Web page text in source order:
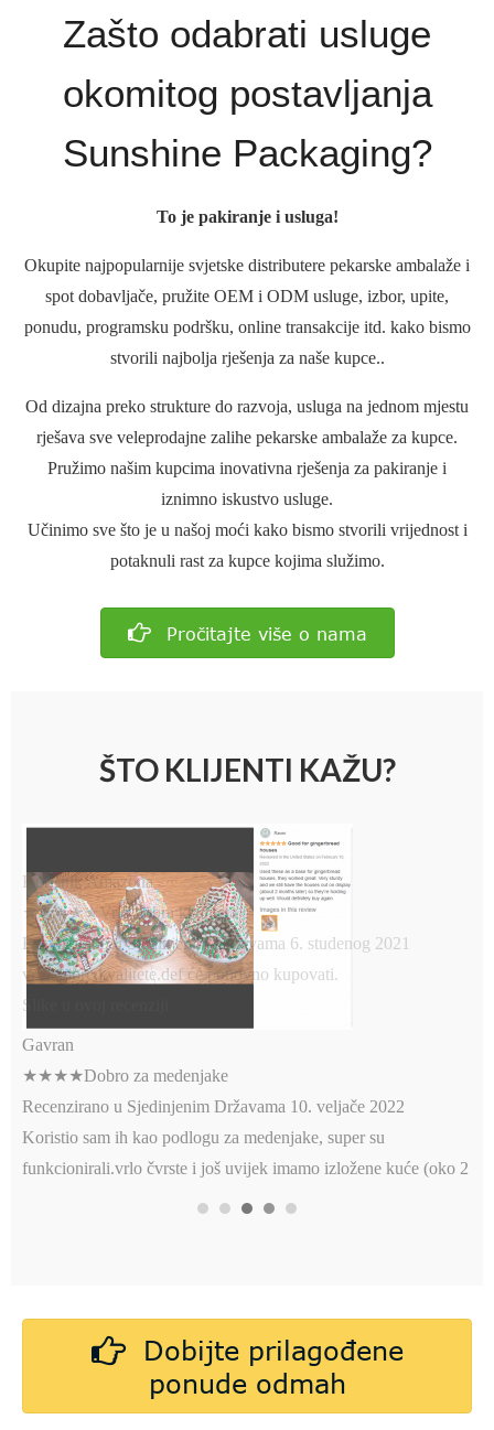
Zašto odabrati usluge
okomitog postavljanja
Sunshine Packaging?
To je pakiranje i usluga!
Okupite najpopularnije svjetske distributere pekarske ambalaže i
spot dobavljače, pružite OEM i ODM usluge, izbor, upite,
ponudu, programsku podršku, online transakcije itd. kako bismo
stvorili najbolja rješenja za naše kupce..
Od dizajna preko strukture do razvoja, usluga na jednom mjestu
rješava sve veleprodajne zalihe pekarske ambalaže za kupce.
Pružimo našim kupcima inovativna rješenja za pakiranje i
iznimno iskustvo usluge.
Učinimo sve što je u našoj moći kako bismo stvorili vrijednost i
potaknuli rast za kupce kojima služimo.
Pročitajte više o nama
ŠTO KLIJENTI KAŽU?
Gavran
★★★★Dobro za medenjake
Recenzirano u Sjedinjenim Državama 10. veljače 2022
Koristio sam ih kao podlogu za medenjake, super su
funkcionirali.vrlo čvrste i još uvijek imamo izložene kuće (oko 2
mjeseca kasnije), tako da se dobro drže.Definitivno bih ponovno
Korisnik Amazona
★★★★★Vrlo dobra kvaliteta
Recenzirano u Sjedinjenim Državama 6. studenog 2021
vrlo dobre kvalitete.def će ponovno kupovati.
Slike u ovoj recenziji